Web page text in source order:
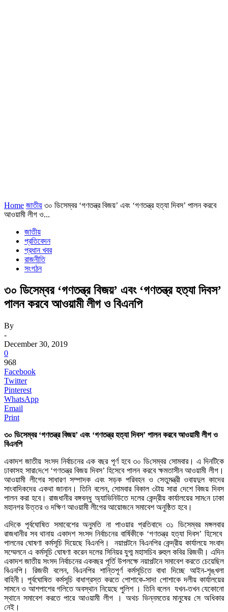
Home জাতীয় ৩০ ডিসেম্বর ‘গণতন্ত্র বিজয়’ এবং ‘গণতন্ত্র হত্যা দিবস’ পালন করবে
আওয়ামী লীগ ও...
জাতীয়
প্রতিবেদন
প্রধান খবর
রাজনীতি
সংগঠন
৩০ ডিসেম্বর ‘গণতন্ত্র বিজয়’ এবং ‘গণতন্ত্র হত্যা দিবস’
পালন করবে আওয়ামী লীগ ও বিএনপি
By
-
December 30, 2019
0
968
Facebook
Twitter
Pinterest
WhatsApp
Email
Print
৩০ ডিসেম্বর ‘গণতন্ত্র বিজয়’ এবং ‘গণতন্ত্র হত্যা দিবস’ পালন করবে আওয়ামী লীগ ও
বিএনপি
একাদশ জাতীয় সংসদ নির্বাচনের এক বছর পূর্ণ হবে ৩০ ডি‌সেম্বর সোমবার। এ দিনটিকে
ঢাকাসহ সারা‌দে‌শে ‘গণতন্ত্র বিজয় দিবস’ হিসেবে পালন করবে ক্ষমতাসীন আওয়ামী লীগ।
আওয়ামী লীগের সাধারণ সম্পাদক এবং সড়ক পরিবহন ও সেতুমন্ত্রী ওবায়দুল কাদের
সাংবাদিকদের একথা জানান। তিনি বলেন, সোমবার বিকাল ৩টায় সারা দেশে বিজয় দিবস
পালন করা হবে। রাজধানীর বঙ্গবন্ধু অ্যাভিনিউতে দলের কেন্দ্রীয় কার্যালয়ের সাম‌নে ঢাকা
মহানগর উত্তর ও দক্ষিণ আওয়ামী লীগের আয়োজনে সমাবেশ অনুষ্ঠিত হবে।
এদিকে পূর্বঘোষিত সমাবেশের অনুমতি না পাওয়ার প্রতিবাদে ৩১ ডিসেম্বর মঙ্গলবার
রাজধানীর সব থানায় একাদশ সংসদ নির্বাচনের বার্ষিকীকে ‘গণতন্ত্র হত্যা দিবস’ হিসেবে
পালনের ঘোষণা কর্মসূচি দিয়েছে বিএনপি। নয়াপল্টনে বিএনপির কেন্দ্রীয় কার্যালয়ে সংবাদ
সম্মেলনে এ কর্মসূচি ঘোষণা করেন দলের সিনিয়র যুগ্ম মহাসচিব রুহুল কবির রিজভী। এদিন
একাদশ জাতীয় সংসদ নির্বাচনের একবছর পূর্তি উপলক্ষে নয়াপল্টনে সমাবেশ করতে চেয়েছিল
বিএনপি। রিজভী বলেন, বিএনপির শান্তিপূর্ণ কর্মসূচিতে বাধা দিচ্ছে আইন-শৃঙ্খলা
বাহিনী। পূর্বঘোষিত কর্মসূচি বাধাগ্রস্ত করতে পোশাকে-সাদা পোশাকে দলীয় কার্যালয়ের
সামনে ও আশপাশের গলিতে অবস্থান নিয়েছে পুলিশ । তিনি বলেন যখন-তখন যেকোনো
স্থানে সমাবেশ করতে পারে আওয়ামী লীগ । অথচ ভিন্নমতের মানুষের সে অধিকার
নেই।